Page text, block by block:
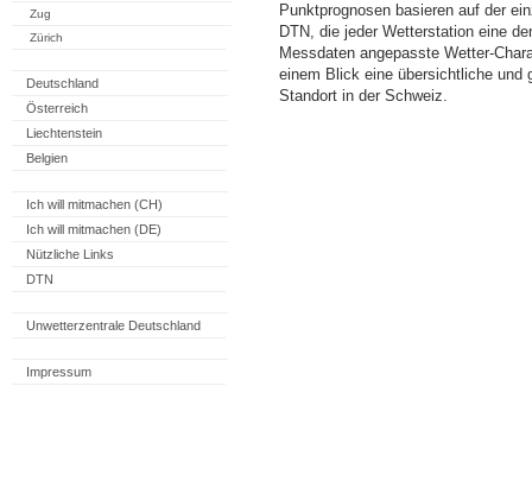
Zug
Zürich
Deutschland
Österreich
Liechtenstein
Belgien
Ich will mitmachen (CH)
Ich will mitmachen (DE)
Nützliche Links
DTN
Unwetterzentrale Deutschland
Impressum
Punktprognosen basieren auf der
DTN, die jeder Wetterstation eine
Messdaten angepasste Wetter-
einem Blick eine übersichtliche und
Standort in der Schweiz.